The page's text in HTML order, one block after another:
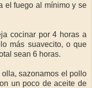
el fuego al mínimo y se
cocinar por 4 horas a
más suavecito, o que
sean 6 horas.
sazonamos el pollo
un poco de aceite de